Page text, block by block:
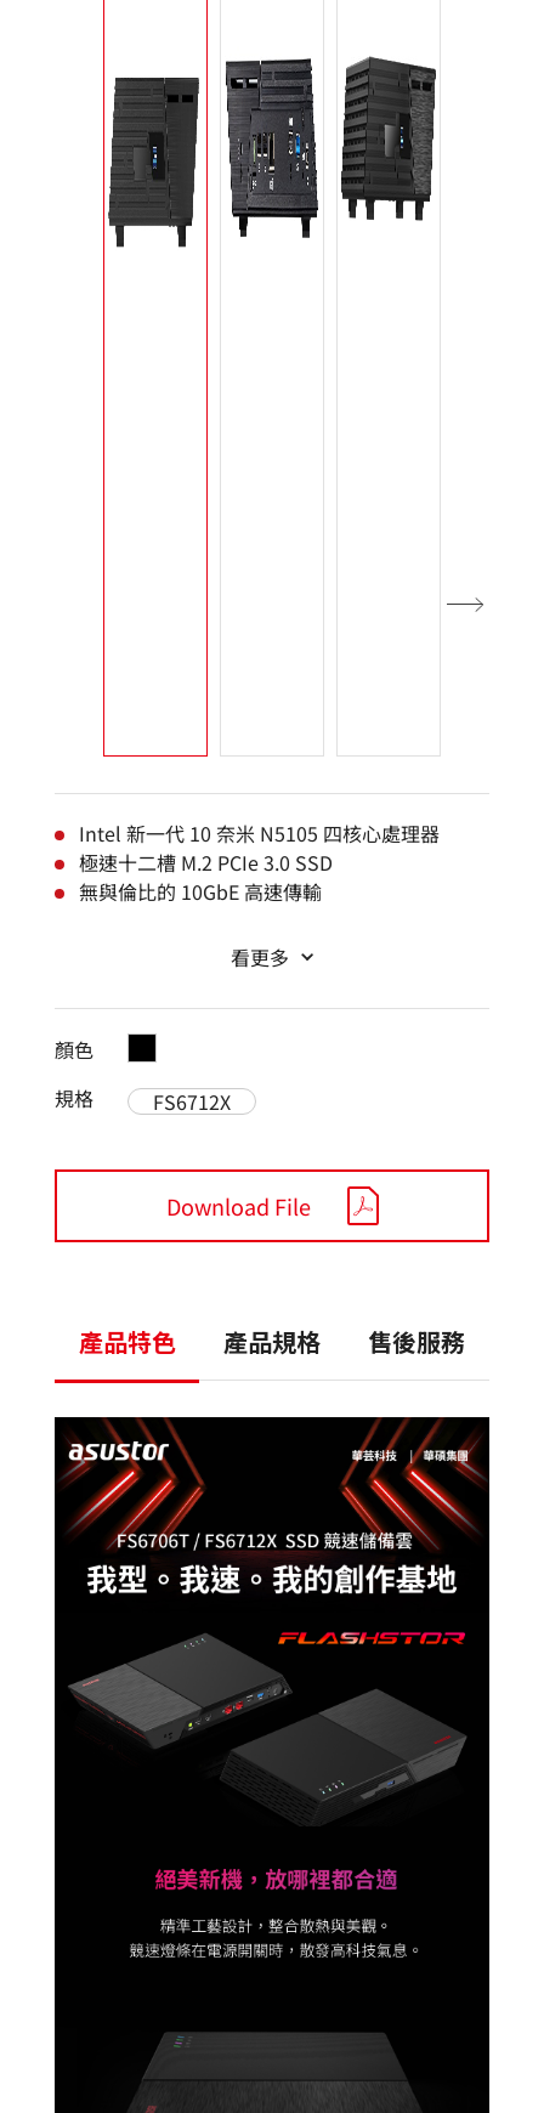
Intel 新一代 10 奈米 N5105 四核心處理器
極速十二槽 M.2 PCIe 3.0 SSD
無與倫比的 10GbE 高速傳輸
看更多
顏色
規格
FS6712X
Download File
產品特色 產品規格 售後服務